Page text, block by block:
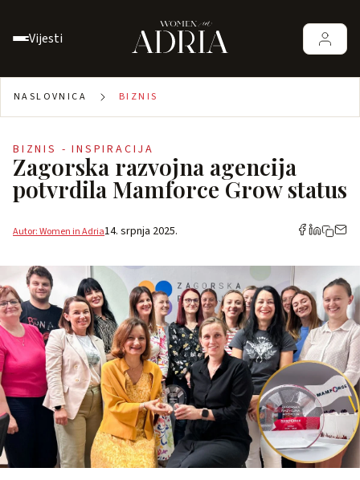
Vijesti
NASLOVNICA BIZNIS
BIZNIS - INSPIRACIJA
Zagorska razvojna agencija
potvrdila Mamforce Grow status
Autor: Women in Adria14. srpnja 2025.